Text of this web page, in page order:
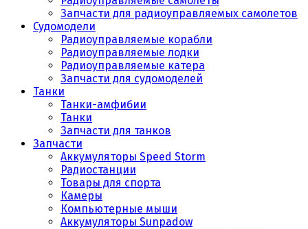
Запчасти для радиоуправляемых самолетов
Судомодели
Радиоуправляемые корабли
Радиоуправляемые лодки
Радиоуправляемые катера
Запчасти для судомоделей
Танки
Танки-амфибии
Танки
Запчасти для танков
Запчасти
Аккумуляторы Speed Storm
Радиостанции
Товары для спорта
Камеры
Компьютерные мыши
Аккумуляторы Sunpadow